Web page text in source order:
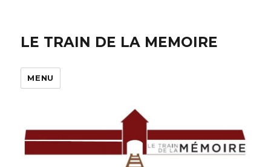
LE TRAIN DE LA MEMOIRE
MENU